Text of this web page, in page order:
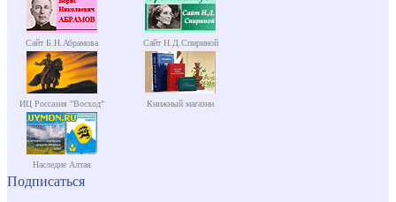
Сайт Б.Н.Абрамова Сайт Н.Д.Спириной
ИЦ Россазия "Восход" Книжный магазин
Наследие Алтая
Подписаться